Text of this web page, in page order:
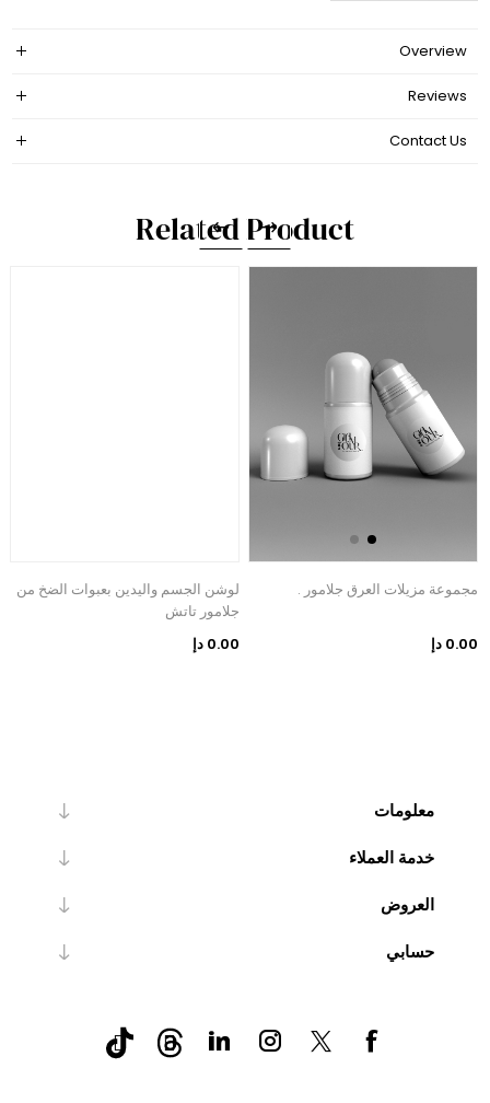
Overview
Reviews
Contact Us
Related Product
مجموعة مزيلات العرق جلامور .
0.00 دإ
لوشن الجسم واليدين بعبوات الضخ من
جلامور تاتش
0.00 دإ
معلومات
خدمة العملاء
العروض
حسابي